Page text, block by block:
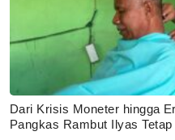
Dari Krisis Moneter hingga
Pangkas Rambut Ilyas Tetap